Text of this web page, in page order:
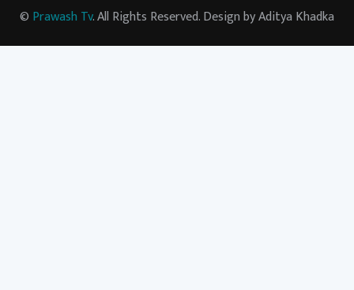
© Prawash Tv. All Rights Reserved. Design by Aditya Khadka